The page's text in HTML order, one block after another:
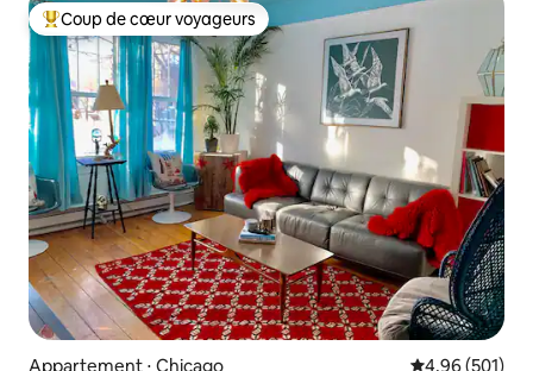
Coups de cœur voyageurs les plus appréciés
Coup de cœur voyageurs
Appartement ⋅ Chicago Évaluation
4,96 (501)